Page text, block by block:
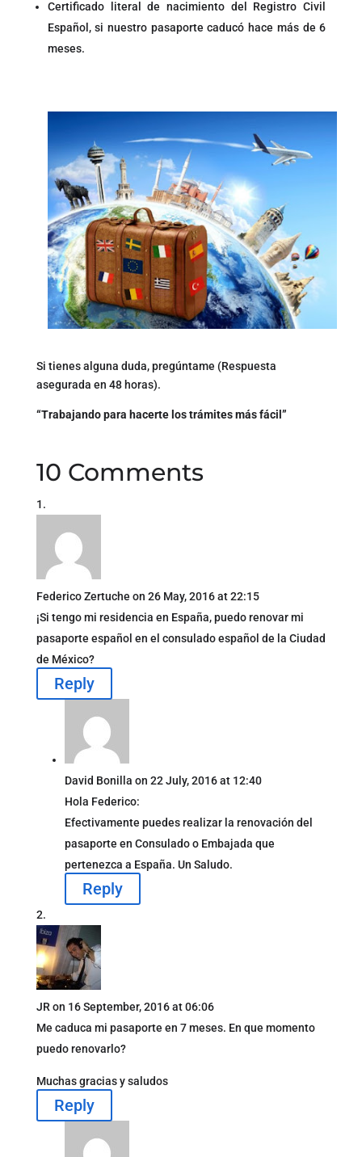
Certificado literal de nacimiento del Registro Civil
Español, si nuestro pasaporte caducó hace más de 6
meses.
Si tienes alguna duda, pregúntame (Respuesta
asegurada en 48 horas).
“Trabajando para hacerte los trámites más fácil”
10 Comments
Federico Zertuche on 26 May, 2016 at 22:15
¡Si tengo mi residencia en España, puedo renovar mi
pasaporte español en el consulado español de la Ciudad
de México?
Reply
David Bonilla on 22 July, 2016 at 12:40
Hola Federico:
Efectivamente puedes realizar la renovación del
pasaporte en Consulado o Embajada que
pertenezca a España. Un Saludo.
Reply
JR on 16 September, 2016 at 06:06
Me caduca mi pasaporte en 7 meses. En que momento
puedo renovarlo?
Muchas gracias y saludos
Reply